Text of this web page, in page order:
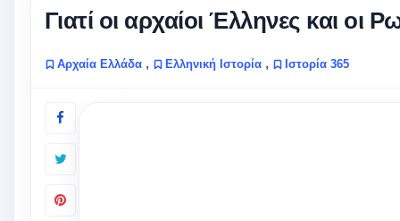
Γιατί οι αρχαίοι Έλληνες και οι
Αρχαία Ελλάδα , Ελληνική Ιστορία , Ιστορία 365